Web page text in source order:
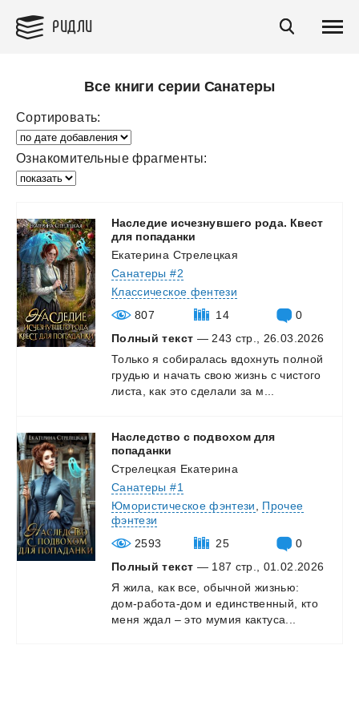
РИДЛИ
Все книги серии Санатеры
Сортировать:
Ознакомительные фрагменты:
Наследие исчезнувшего рода. Квест
для попаданки
Екатерина Стрелецкая
Санатеры #2
Классическое фентези
807
14
0
Полный текст — 243 стр., 26.03.2026
Только я собиралась вдохнуть полной
грудью и начать свою жизнь с чистого
листа,
как это сделали за м...
Наследство с подвохом для
попаданки
Стрелецкая Екатерина
Санатеры #1
Юмористическое фэнтези
Прочее
фэнтези
2593
25
0
Полный текст — 187 стр., 01.02.2026
Я жила, как все, обычной жизнью:
дом-работа-дом и единственный,
кто
меня ждал – это мумия кактуса...